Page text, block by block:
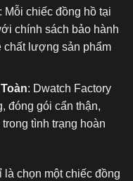
: Mỗi chiếc đồng hồ tại
chính sách bảo hành
chất lượng sản phẩm
: Dwatch Factory
đóng gói cẩn thận,
tình trạng hoàn
là chọn một chiếc đồng